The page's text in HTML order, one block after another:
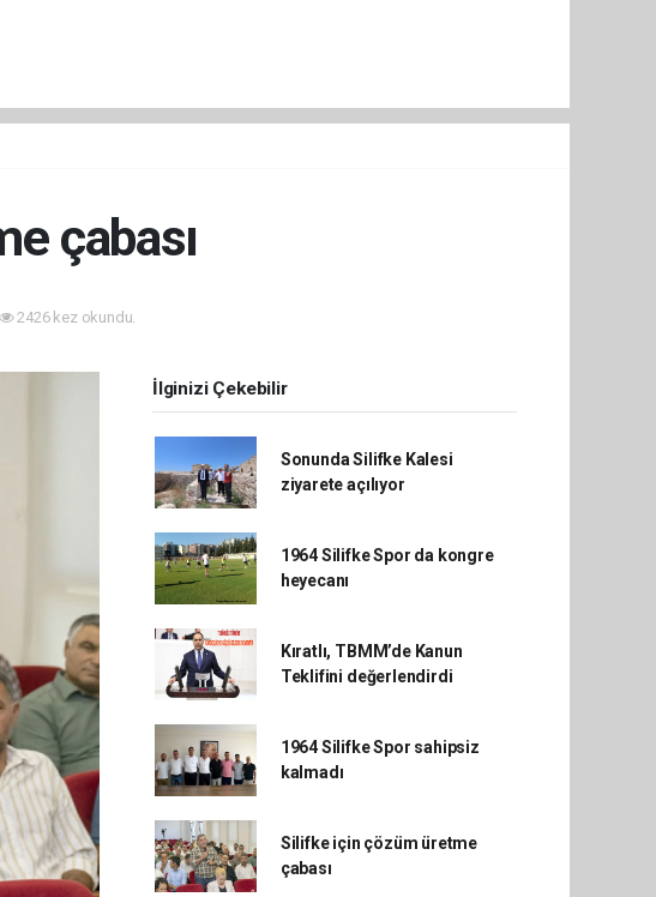
çabası
2426 kez okundu.
İlginizi Çekebilir
Sonunda Silifke Kalesi
ziyarete açılıyor
1964 Silifke Spor da kongre
heyecanı
Kıratlı, TBMM’de Kanun
Teklifini değerlendirdi
1964 Silifke Spor sahipsiz
kalmadı
Silifke için çözüm üretme
çabası